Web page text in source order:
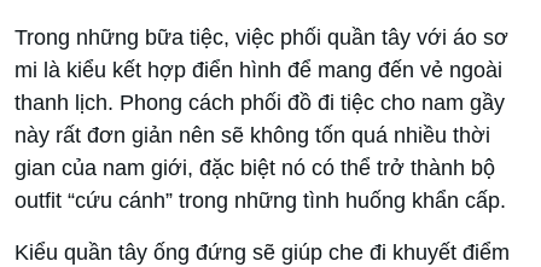
Trong những bữa tiệc, việc phối quần tây với áo sơ
mi là kiểu kết hợp điển hình để mang đến vẻ ngoài
thanh lịch. Phong cách phối đồ đi tiệc cho nam gầy
này rất đơn giản nên sẽ không tốn quá nhiều thời
gian của nam giới, đặc biệt nó có thể trở thành bộ
outfit “cứu cánh” trong những tình huống khẩn cấp.
Kiểu quần tây ống đứng sẽ giúp che đi khuyết điểm